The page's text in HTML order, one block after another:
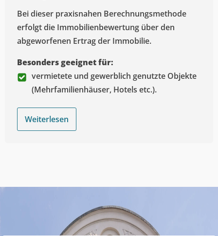
Bei dieser praxisnahen Berechnungsmethode
erfolgt die Immobilienbewertung über den
abgeworfenen Ertrag der Immobilie.
Besonders geeignet für:
vermietete und gewerblich genutzte Objekte
(Mehrfamilienhäuser, Hotels etc.).
Weiterlesen